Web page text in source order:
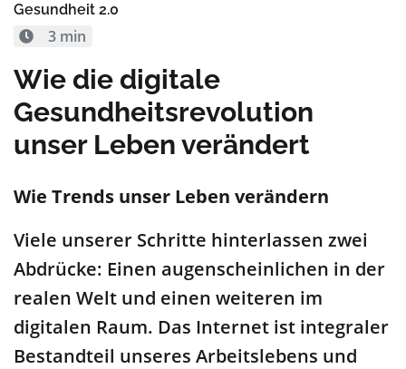
Gesundheit 2.0
3 min
Wie die digitale
Gesundheitsrevolution
unser Leben verändert
Wie Trends unser Leben verändern
Viele unserer Schritte hinterlassen zwei
Abdrücke: Einen augenscheinlichen in der
realen Welt und einen weiteren im
digitalen Raum. Das Internet ist integraler
Bestandteil unseres Arbeitslebens und